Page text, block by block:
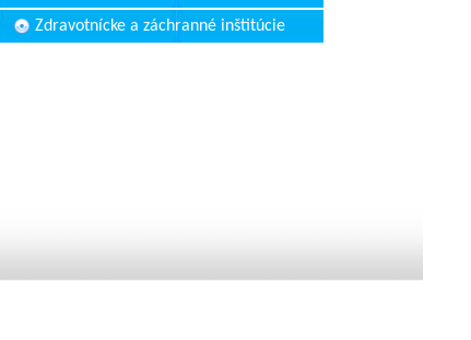
Zdravotnícke a záchranné inštitúcie